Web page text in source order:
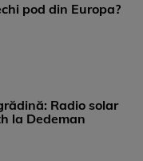
pod din Europa?
Radio solar
la Dedeman